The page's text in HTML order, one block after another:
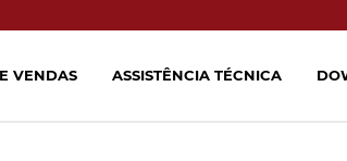
VENDAS ASSISTÊNCIA TÉCNICA